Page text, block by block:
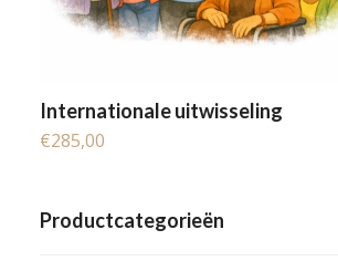
Internationale uitwisseling
€285,00
Productcategorieën